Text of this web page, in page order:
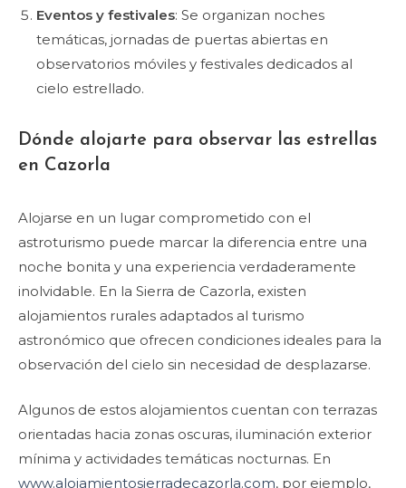
Eventos y festivales: Se organizan noches
temáticas, jornadas de puertas abiertas en
observatorios móviles y festivales dedicados al
cielo estrellado.
Dónde alojarte para observar las estrellas
en Cazorla
Alojarse en un lugar comprometido con el
astroturismo puede marcar la diferencia entre una
noche bonita y una experiencia verdaderamente
inolvidable. En la Sierra de Cazorla, existen
alojamientos rurales adaptados al turismo
astronómico que ofrecen condiciones ideales para la
observación del cielo sin necesidad de desplazarse.
Algunos de estos alojamientos cuentan con terrazas
orientadas hacia zonas oscuras, iluminación exterior
mínima y actividades temáticas nocturnas. En
www.alojamientosierradecazorla.com, por ejemplo,